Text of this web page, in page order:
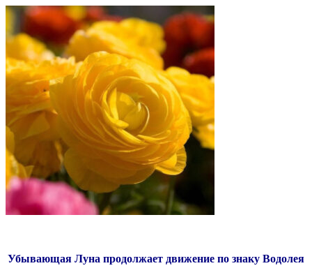
Убывающая Луна продолжает движение по знаку Водолея